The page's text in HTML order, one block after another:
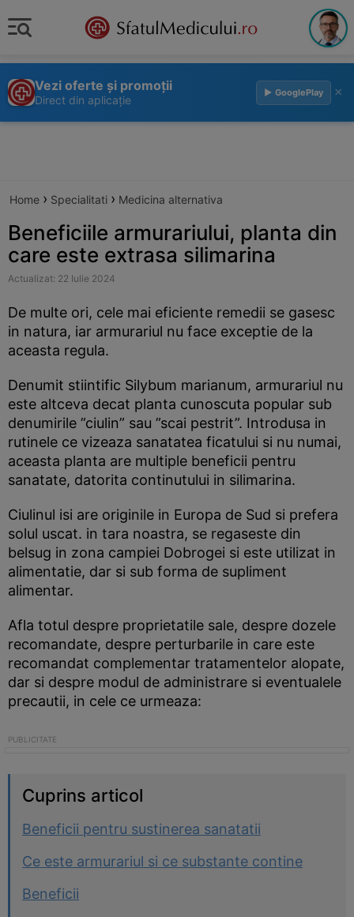
Vezi oferte și promoții
Direct din aplicație
▶ GooglePlay ×
Home › Specialitati › Medicina alternativa
Beneficiile armurariului, planta din
care este extrasa silimarina
Actualizat: 22 Iulie 2024
De multe ori, cele mai eficiente remedii se gasesc
in natura, iar armurariul nu face exceptie de la
aceasta regula.
Denumit stiintific Silybum marianum, armurariul nu
este altceva decat planta cunoscuta popular sub
denumirile ”ciulin” sau ”scai pestrit”. Introdusa in
rutinele ce vizeaza sanatatea ficatului si nu numai,
aceasta planta are multiple beneficii pentru
sanatate, datorita continutului in silimarina.
Ciulinul isi are originile in Europa de Sud si prefera
solul uscat. in tara noastra, se regaseste din
belsug in zona campiei Dobrogei si este utilizat in
alimentatie, dar si sub forma de supliment
alimentar.
Afla totul despre proprietatile sale, despre dozele
recomandate, despre perturbarile in care este
recomandat complementar tratamentelor alopate,
dar si despre modul de administrare si eventualele
precautii, in cele ce urmeaza:
Cuprins articol
Beneficii pentru sustinerea sanatatii
Ce este armurariul si ce substante contine
Beneficii